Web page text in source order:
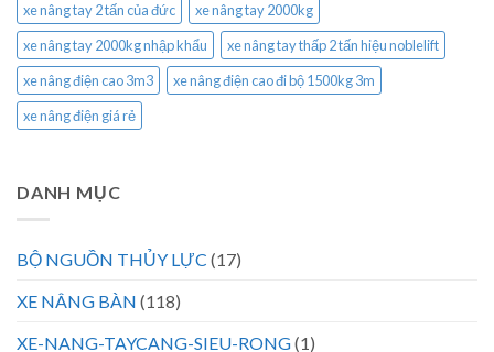
xe nâng tay 2 tấn của đức
xe nâng tay 2000kg
xe nâng tay 2000kg nhập khẩu
xe nâng tay thấp 2 tấn hiệu noblelift
xe nâng điện cao 3m3
xe nâng điện cao đi bộ 1500kg 3m
xe nâng điện giá rẻ
DANH MỤC
BỘ NGUỒN THỦY LỰC (17)
XE NÂNG BÀN (118)
XE-NANG-TAYCANG-SIEU-RONG(1)